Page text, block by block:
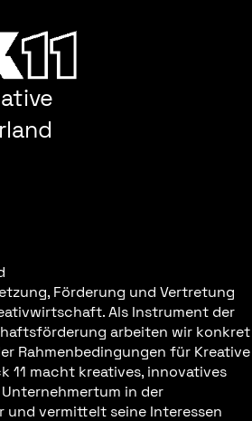
Förderung und Vertretung
Als Instrument der
arbeiten wir konkret
Rahmenbedingungen für Kreative
11 macht kreatives, innovatives
in der
vermittelt seine Interessen